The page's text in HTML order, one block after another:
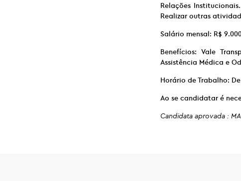
Relações
Realizar outras
Salário mensal: R$
Benefícios: Vale
Assistência Médica e
Horário de Trabalho:
Ao se candidatar é
Candidata aprovada :